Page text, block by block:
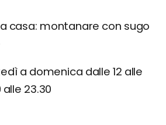
casa: montanare con sugo
a domenica dalle 12 alle
alle 23.30